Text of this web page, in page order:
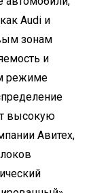
Audi и
зонам
и
режиме
высокую
Авитех,